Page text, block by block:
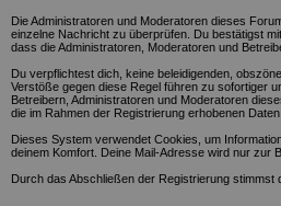
Die Administratoren und Moderatoren dieses
einzelne Nachricht zu überprüfen. Du bestätigst
dass die Administratoren, Moderatoren und
Du verpflichtest dich, keine beleidigenden,
Verstöße gegen diese Regel führen zu sofortiger
Betreibern, Administratoren und Moderatoren
die im Rahmen der Registrierung erhobenen
Dieses System verwendet Cookies, um
deinem Komfort. Deine Mail-Adresse wird nur zur
Durch das Abschließen der Registrierung stimmst